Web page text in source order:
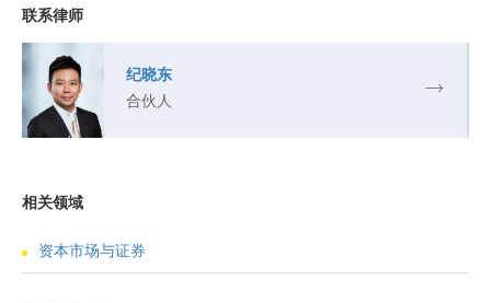
联系律师
纪晓东
合伙人
相关领域
资本市场与证券